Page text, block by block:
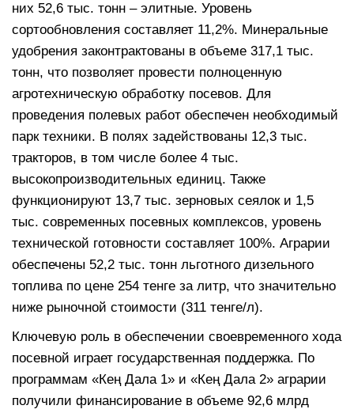
них 52,6 тыс. тонн – элитные. Уровень
сортообновления составляет 11,2%. Минеральные
удобрения законтрактованы в объеме 317,1 тыс.
тонн, что позволяет провести полноценную
агротехническую обработку посевов. Для
проведения полевых работ обеспечен необходимый
парк техники. В полях задействованы 12,3 тыс.
тракторов, в том числе более 4 тыс.
высокопроизводительных единиц. Также
функционируют 13,7 тыс. зерновых сеялок и 1,5
тыс. современных посевных комплексов, уровень
технической готовности составляет 100%. Аграрии
обеспечены 52,2 тыс. тонн льготного дизельного
топлива по цене 254 тенге за литр, что значительно
ниже рыночной стоимости (311 тенге/л).
Ключевую роль в обеспечении своевременного хода
посевной играет государственная поддержка. По
программам «Кең Дала 1» и «Кең Дала 2» аграрии
получили финансирование в объеме 92,6 млрд